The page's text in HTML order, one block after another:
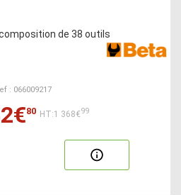
de 38 outils
: 066009217
80 HT:1 368€99